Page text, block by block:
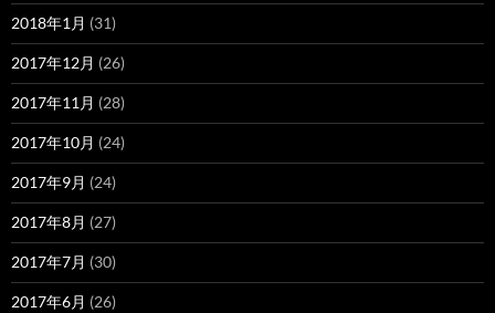
2018年1月 (31)
2017年12月 (26)
2017年11月 (28)
2017年10月 (24)
2017年9月 (24)
2017年8月 (27)
2017年7月 (30)
2017年6月 (26)